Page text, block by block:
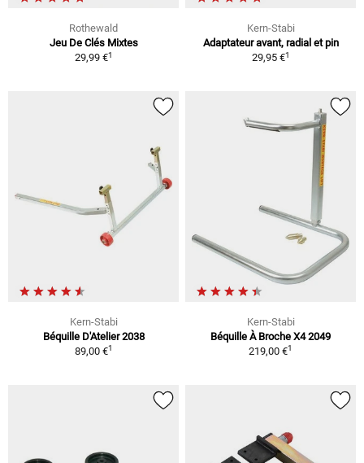
Rothewald
Jeu De Clés Mixtes
29,99 €1
Kern-Stabi
Adaptateur avant, radial et pin
29,95 €1
Kern-Stabi
Béquille D'Atelier 2038
89,00 €1
Kern-Stabi
Béquille À Broche X4 2049
219,00 €1